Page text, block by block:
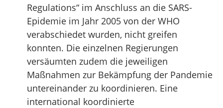
Regulations“ im Anschluss an die SARS-
Epidemie im Jahr 2005 von der WHO
verabschiedet wurden, nicht greifen
konnten. Die einzelnen Regierungen
versäumten zudem die jeweiligen
Maßnahmen zur Bekämpfung der Pandemie
untereinander zu koordinieren. Eine
international koordinierte